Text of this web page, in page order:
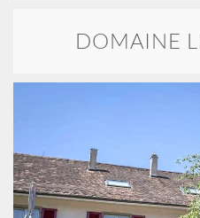
DOMAINE